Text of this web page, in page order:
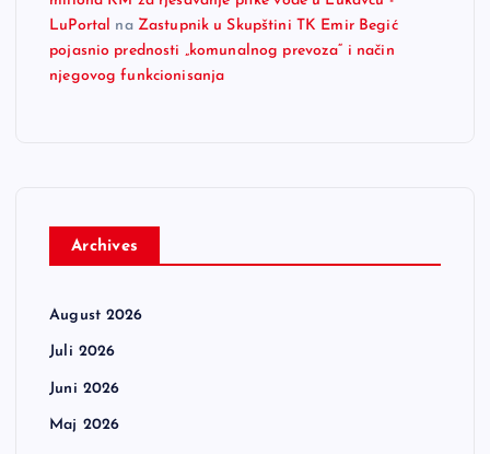
LuPortal na Zastupnik u Skupštini TK Emir Begić
pojasnio prednosti „komunalnog prevoza“ i način
njegovog funkcionisanja
Archives
August 2026
Juli 2026
Juni 2026
Maj 2026